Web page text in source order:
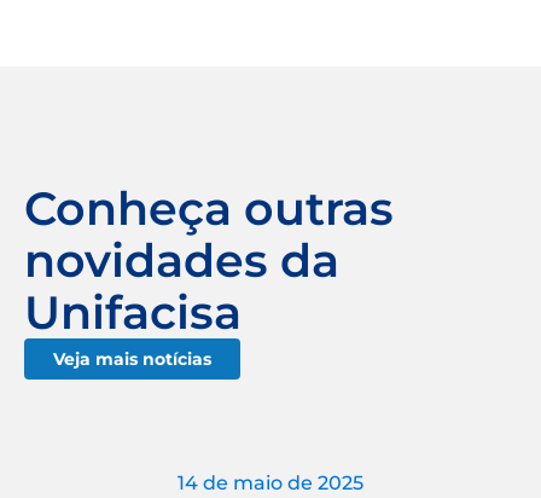
Conheça outras
novidades da
Unifacisa
Veja mais notícias
14 de maio de 2025